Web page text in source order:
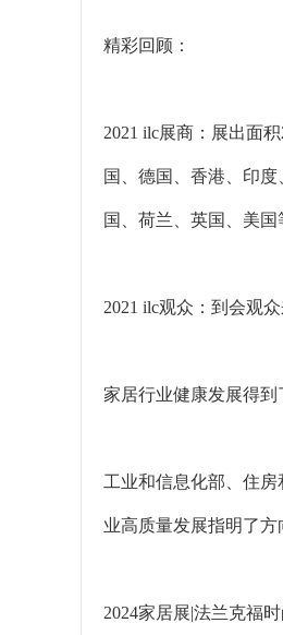
精彩回顾：
2021 ilc展商：展出面
国、德国、香港、印
国、荷兰、英国、美
2021 ilc观众：到会观
家居行业健康发展得
工业和信息化部、住
业高质量发展指明了方
2024家居展|法兰克福